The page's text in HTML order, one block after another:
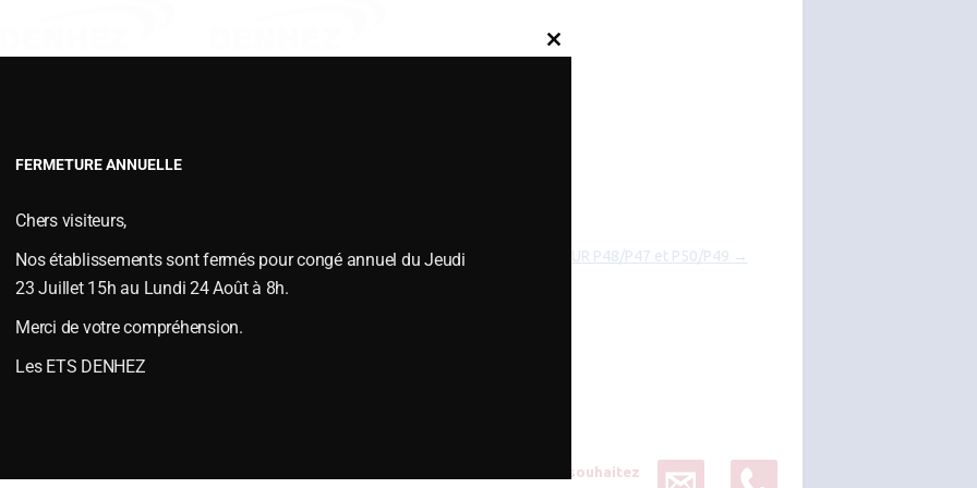
VERSOIRS TYPE JOUTEL
VERSOIRS TYPE VIAUD
/ H91 et H260 / H261
ETRAVE POUR P48/P47 et P50/P49 →
Vous souhaitez
FERMETURE ANNUELLE
Chers visiteurs,
Nos établissements sont fermés pour congé annuel du Jeudi
23 Juillet 15h au Lundi 24 Août à 8h.
Merci de votre compréhension.
Les ETS DENHEZ